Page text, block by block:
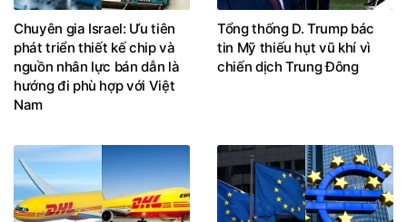
Chuyên gia Israel: Ưu tiên
phát triển thiết kế chip và
nguồn nhân lực bán dẫn là
hướng đi phù hợp với Việt
Nam
Tổng thống D. Trump bác
tin Mỹ thiếu hụt vũ khí vì
chiến dịch Trung Đông